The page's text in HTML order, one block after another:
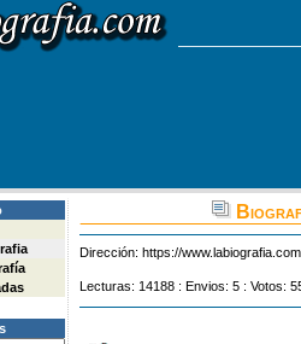
Dirección: https://
Lecturas: 14188 : Envios: 5 : Votos: